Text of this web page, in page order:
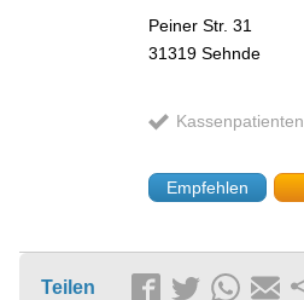
Peiner Str. 31
31319 Sehnde
Kassenpatienten
Empfehlen
Teilen